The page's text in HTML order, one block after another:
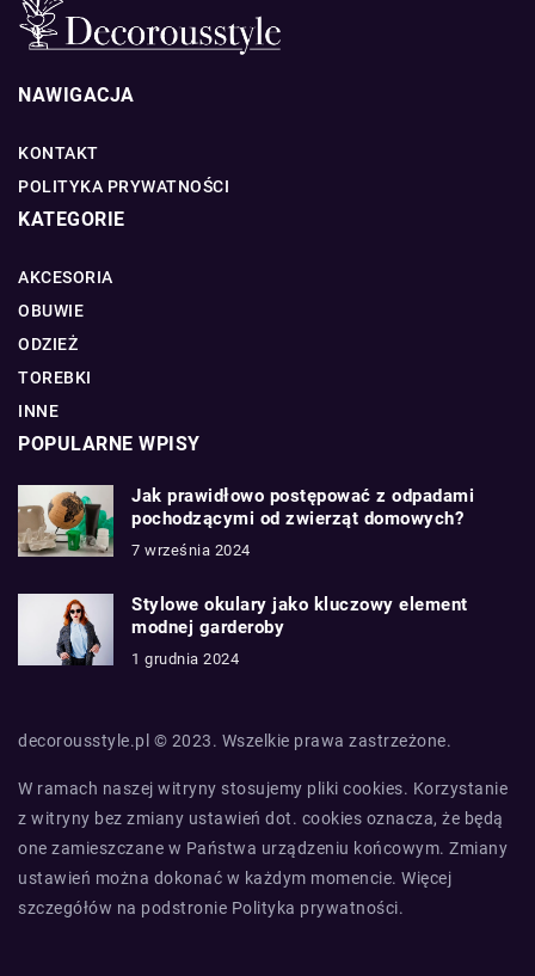
NAWIGACJA
KONTAKT
POLITYKA PRYWATNOŚCI
KATEGORIE
AKCESORIA
OBUWIE
ODZIEŻ
TOREBKI
INNE
POPULARNE WPISY
Jak prawidłowo postępować z odpadami
pochodzącymi od zwierząt domowych?
7 września 2024
Stylowe okulary jako kluczowy element
modnej garderoby
1 grudnia 2024
decorousstyle.pl © 2023. Wszelkie prawa zastrzeżone.
W ramach naszej witryny stosujemy pliki cookies. Korzystanie
z witryny bez zmiany ustawień dot. cookies oznacza, że będą
one zamieszczane w Państwa urządzeniu końcowym. Zmiany
ustawień można dokonać w każdym momencie. Więcej
szczegółów na podstronie Polityka prywatności.